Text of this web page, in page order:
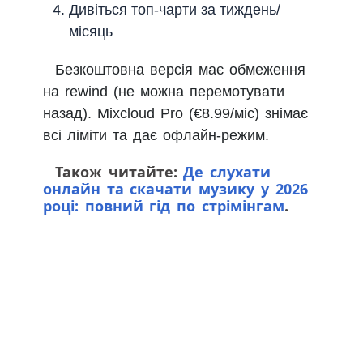
Дивіться топ-чарти за тиждень/
місяць
Безкоштовна версія має обмеження
на rewind (не можна перемотувати
назад). Mixcloud Pro (€8.99/міс) знімає
всі ліміти та дає офлайн-режим.
Також читайте:Де слухати
онлайн та скачати музику у 2026
році: повний гід по стрімінгам.